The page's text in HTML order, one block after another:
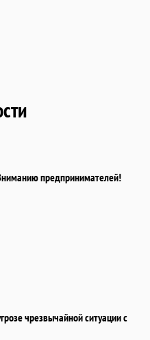
предпринимателей!
чрезвычайной ситуации с